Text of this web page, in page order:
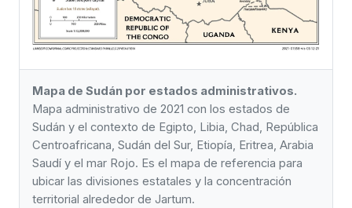
Mapa de Sudán por estados administrativos.
Mapa administrativo de 2021 con los estados de
Sudán y el contexto de Egipto, Libia, Chad, República
Centroafricana, Sudán del Sur, Etiopía, Eritrea, Arabia
Saudí y el mar Rojo. Es el mapa de referencia para
ubicar las divisiones estatales y la concentración
territorial alrededor de Jartum.